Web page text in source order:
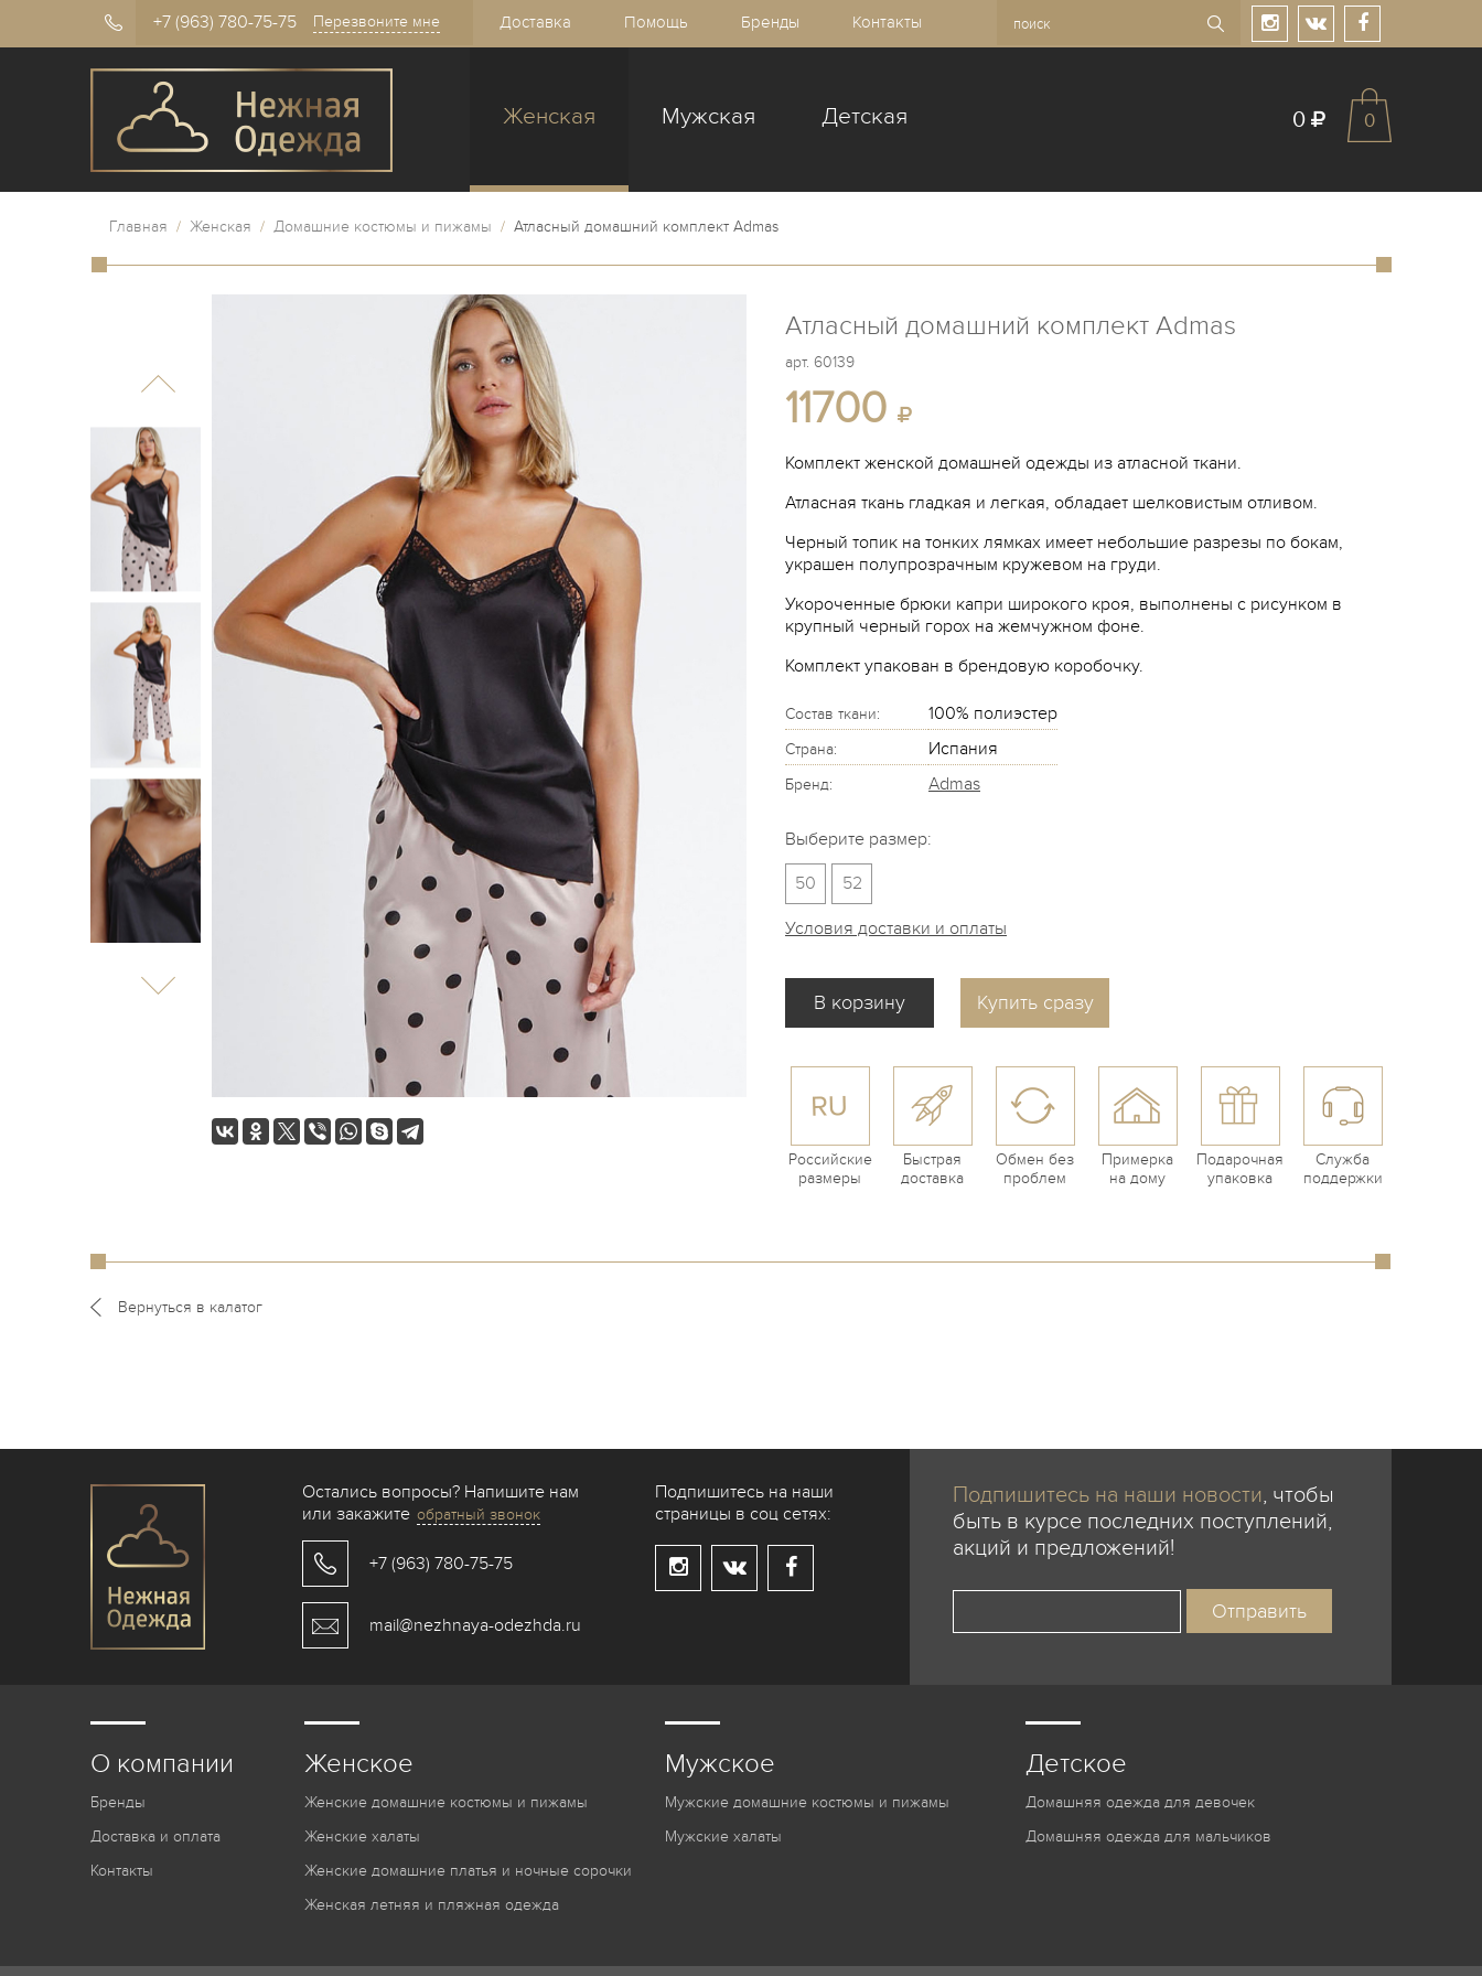
+7 (963) 780-75-75 Перезвоните мне Доставка Помощь Бренды Контакты
Женская Мужская Детская 0 0
Главная / Женская / Домашние костюмы и пижамы / Атласный домашний комплект Admas
Атласный домашний комплект Admas
арт. 60139
11700
Комплект женской домашней одежды из атласной ткани.
Атласная ткань гладкая и легкая, обладает шелковистым отливом.
Черный топик на тонких лямках имеет небольшие разрезы по бокам,
украшен полупрозрачным кружевом на груди.
Укороченные брюки капри широкого кроя, выполнены с рисунком в
крупный черный горох на жемчужном фоне.
Комплект упакован в брендовую коробочку.
Состав ткани: 100% полиэстер
Страна: Испания
Бренд: Admas
Выберите размер:
50
52
Условия доставки и оплаты
Купить сразу
Российские
размеры
Быстрая
доставка
Обмен без
проблем
Примерка
на дому
Подарочная
упаковка
Служба
поддержки
Вернуться в калатог
Остались вопросы? Напишите нам
или закажите обратный звонок
+7 (963) 780-75-75
mail@nezhnaya-odezhda.ru
Подпишитесь на наши
страницы в соц сетях:
Подпишитесь на наши новости, чтобы
быть в курсе последних поступлений,
акций и предложений!
О компании
Бренды
Доставка и оплата
Контакты
Женское
Женские домашние костюмы и пижамы
Женские халаты
Женские домашние платья и ночные сорочки
Женская летняя и пляжная одежда
Мужское
Мужские домашние костюмы и пижамы
Мужские халаты
Детское
Домашняя одежда для девочек
Домашняя одежда для мальчиков